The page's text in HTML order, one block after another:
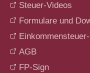
Steuer-Videos
Formulare und
AGB
FP-Sign